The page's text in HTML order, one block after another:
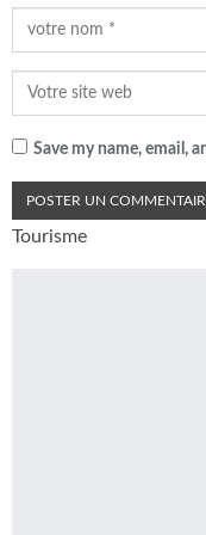
Save my name, email,
Tourisme